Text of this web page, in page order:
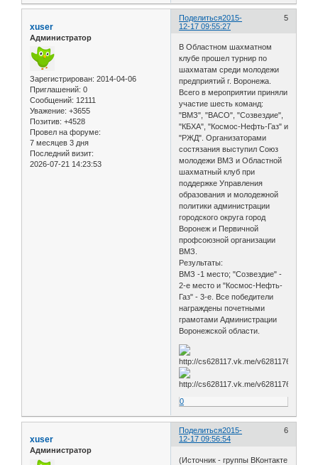
Поделиться 5
2015-
12-17 09:55:27
xuser
Администратор
Зарегистрирован: 2014-04-06
Приглашений: 0
Сообщений: 12111
Уважение: +3655
Позитив: +4528
Провел на форуме:
7 месяцев 3 дня
Последний визит:
2026-07-21 14:23:53
В Областном шахматном
клубе прошел турнир по
шахматам среди молодежи
предприятий г. Воронежа.
Всего в мероприятии приняли
участие шесть команд:
"ВМЗ", "ВАСО", "Созвездие",
"КБХА", "Космос-Нефть-Газ" и
"РЖД". Организаторами
состязания выступил Союз
молодежи ВМЗ и Областной
шахматный клуб при
поддержке Управления
образования и молодежной
политики администрации
городского округа город
Воронеж и Первичной
профсоюзной организации
ВМЗ.
Результаты:
ВМЗ -1 место; "Созвездие" -
2-е место и "Космос-Нефть-
Газ" - 3-е. Все победители
награждены почетными
грамотами Администрации
Воронежской области.
0
Поделиться 6
2015-
12-17 09:56:54
xuser
Администратор
(Источник - группы ВКонтакте